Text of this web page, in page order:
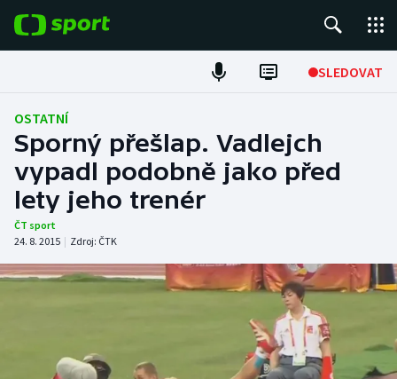
SLEDOVAT
Fotbal
Hokej
Tenis
Atletika
Cyklistika
Americký fotbal
NEPŘEHLÉDNĚTE
OSTATNÍ
Sporný přešlap. Vadlejch
vypadl podobně jako před
lety jeho trenér
ČT sport
24. 8. 2015 | Zdroj: ČTK